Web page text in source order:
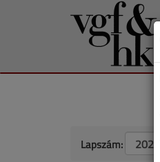
Lapszám: